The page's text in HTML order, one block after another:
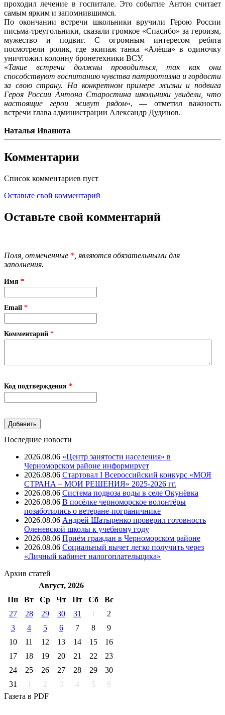
проходил лечение в госпитале. Это событие Антон считает
самым ярким и запомнившимся.
По окончании встречи школьники вручили Герою России
письма-треугольники, сказали громкое «Спасибо» за героизм,
мужество и подвиг. С огромным интересом ребята
посмотрели ролик, где экипаж танка «Алёша» в одиночку
уничтожил колонну бронетехники ВСУ.
«Такие встречи должны проводиться, так как они
способствуют воспитанию чувства патриотизма и гордости
за свою страну. На конкретном примере жизни и подвига
Героя России Антона Старостина школьники увидели, что
настоящие герои живут рядом», — отметил важность
встречи глава администрации Александр Дудинов.
Наталья Иванюта
Комментарии
Список комментариев пуст
Оставьте свой комментарий
Оставьте свой комментарий
Поля, отмеченные * , являются обязательными для
заполнения.
Имя *
Email *
Комментарий *
Код подтверждения *
Последние новости
2026.08.06 «Центр занятости населения» в
Черноморском районе информирует
2026.08.06 Стартовал I Всероссийский конкурс «МОЯ
СТРАНА – МОИ РЕШЕНИЯ» 2025-2026 гг.
2026.08.06 Система подвоза воды в селе Окунёвка
2026.08.06 В посёлке черноморское волонтёры
позаботились о ветеране-пограничнике
2026.08.06 Андрей Шатыренко проверил готовность
Оленевской школы к учебному году
2026.08.06 Приём граждан в Черноморском районе
2026.08.06 Социальный вычет легко получить через
«Личный кабинет налогоплательщика»
Архив статей
Август, 2026
Пн
Вт Ср Чт Пт Cб
Вс
27
28 29 30 31 1
2
3
4 5 6 7 8
9
10
11 12 13 14 15
16
17
18 19 20 21 22
23
24
25 26 27 28 29
30
31
1 2 3 4 5
6
Газета в PDF